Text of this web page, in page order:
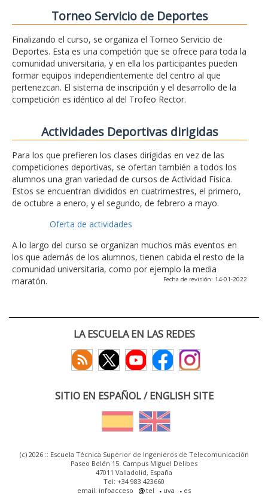
Torneo Servicio de Deportes
Finalizando el curso, se organiza el Torneo Servicio de
Deportes. Esta es una competión que se ofrece para toda la
comunidad universitaria, y en ella los participantes pueden
formar equipos independientemente del centro al que
pertenezcan. El sistema de inscripción y el desarrollo de la
competición es idéntico al del Trofeo Rector.
Actividades Deportivas dirigidas
Para los que prefieren los clases dirigidas en vez de las
competiciones deportivas, se ofertan también a todos los
alumnos una gran variedad de cursos de Actividad Física.
Estos se encuentran divididos en cuatrimestres, el primero,
de octubre a enero, y el segundo, de febrero a mayo.
Oferta de actividades
A lo largo del curso se organizan muchos más eventos en
los que además de los alumnos, tienen cabida el resto de la
comunidad universitaria, como por ejemplo la media
maratón.
Fecha de revisión: 14-01-2022
LA ESCUELA EN LAS REDES
SITIO EN ESPAÑOL / ENGLISH SITE
(c) 2026 :: Escuela Técnica Superior de Ingenieros de Telecomunicación
Paseo Belén 15. Campus Miguel Delibes
47011 Valladolid, España
Tel: +34 983 423660
email: infoacceso
tel uva es